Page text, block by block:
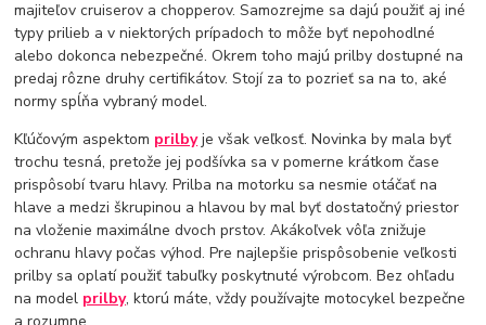
majiteľov cruiserov a chopperov. Samozrejme sa dajú použiť aj iné
typy prilieb a v niektorých prípadoch to môže byť nepohodlné
alebo dokonca nebezpečné. Okrem toho majú prilby dostupné na
predaj rôzne druhy certifikátov. Stojí za to pozrieť sa na to, aké
normy spĺňa vybraný model.
Kľúčovým aspektom prilbyje však veľkosť. Novinka by mala byť
trochu tesná, pretože jej podšívka sa v pomerne krátkom čase
prispôsobí tvaru hlavy. Prilba na motorku sa nesmie otáčať na
hlave a medzi škrupinou a hlavou by mal byť dostatočný priestor
na vloženie maximálne dvoch prstov. Akákoľvek vôľa znižuje
ochranu hlavy počas výhod. Pre najlepšie prispôsobenie veľkosti
prilby sa oplatí použiť tabuľky poskytnuté výrobcom. Bez ohľadu
na model prilby, ktorú máte, vždy používajte motocykel bezpečne
a rozumne.